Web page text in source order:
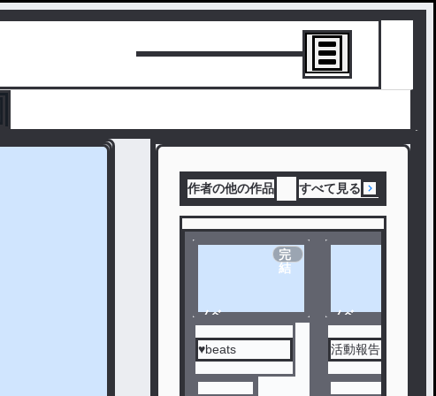
作者の他の作品 すべて見る
ノベ
完
結
♥beats
ノベ
活動報告・裏話